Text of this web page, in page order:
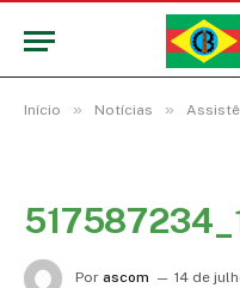
Início » Notícias »
Por ascom 14 de